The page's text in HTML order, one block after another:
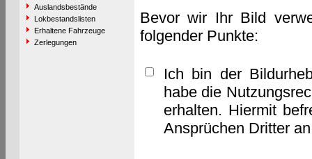
Auslandsbestände
Lokbestandslisten
Erhaltene Fahrzeuge
Zerlegungen
Bevor wir Ihr Bild
folgender Punkte:
Ich bin der
habe die
erhalten. Hiermit
Ansprüchen Dritter